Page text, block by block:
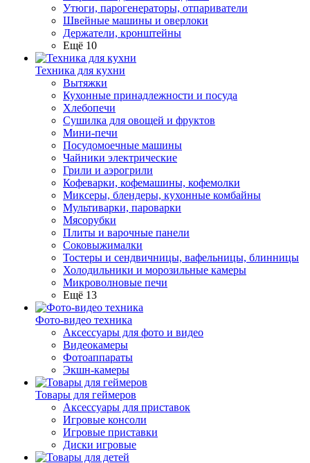
Утюги, парогенераторы, отпариватели
Швейные машины и оверлоки
Держатели, кронштейны
Ещё 10
Техника для кухни
Вытяжки
Кухонные принадлежности и посуда
Хлебопечи
Сушилка для овощей и фруктов
Мини-печи
Посудомоечные машины
Чайники электрические
Грили и аэрогрили
Кофеварки, кофемашины, кофемолки
Миксеры, блендеры, кухонные комбайны
Мультиварки, пароварки
Мясорубки
Плиты и варочные панели
Соковыжималки
Тостеры и сендвичницы, вафельницы, блинницы
Холодильники и морозильные камеры
Микроволновые печи
Ещё 13
Фото-видео техника
Аксессуары для фото и видео
Видеокамеры
Фотоаппараты
Экшн-камеры
Товары для геймеров
Аксессуары для приставок
Игровые консоли
Игровые приставки
Диски игровые